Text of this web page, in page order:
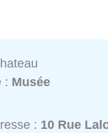
: Musée
: 10 Rue